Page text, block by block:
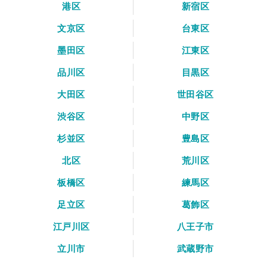
港区
新宿区
文京区
台東区
墨田区
江東区
品川区
目黒区
大田区
世田谷区
渋谷区
中野区
杉並区
豊島区
北区
荒川区
板橋区
練馬区
足立区
葛飾区
江戸川区
八王子市
立川市
武蔵野市